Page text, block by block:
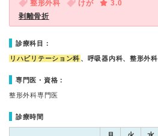
整形外科 けが
3.0
剥離骨折
診療科目：
リハビリテーション科 、呼吸器内科、整形外科
専門医・資格：
整形外科専門医
診療時間